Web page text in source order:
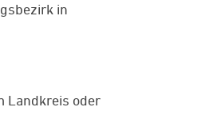
in
Landkreis oder